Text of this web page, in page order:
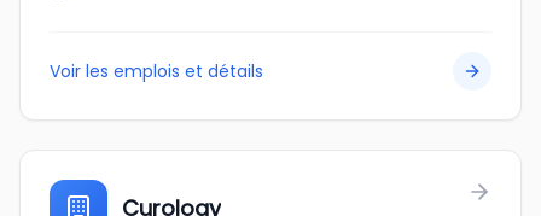
Voir les emplois et détails
Curology